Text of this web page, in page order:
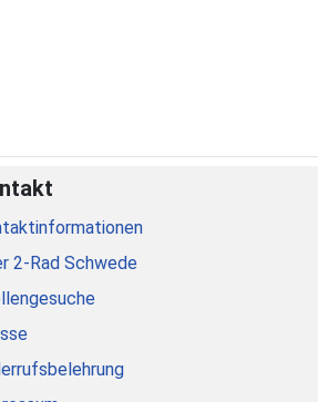
2-Rad Schwede